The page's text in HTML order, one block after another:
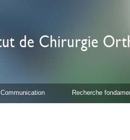
Communication Recherche